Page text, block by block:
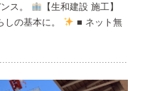
ス。
【生和建設 施工】
しの基本に。
■ ネット無